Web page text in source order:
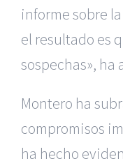
informe sobre
el resultado es
sospechas», ha
Montero ha
compromisos
ha hecho